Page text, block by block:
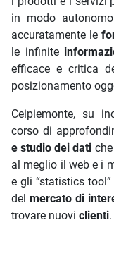
in modo
accuratamente le
le infinite
efficace e critica
posizionamento
Ceipiemonte, su
corso di
e studio dei dati
al meglio il web e i
e gli “statistics
delmercato di
trovare nuovi clienti.